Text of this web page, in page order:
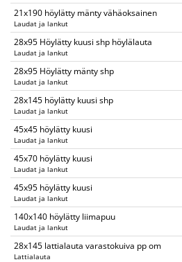
21x190 höylätty mänty vähäoksainen
Laudat ja lankut
28x95 Höylätty kuusi shp höylälauta
Laudat ja lankut
28x95 Höylätty mänty shp
Laudat ja lankut
28x145 höylätty kuusi shp
Laudat ja lankut
45x45 höylätty kuusi
Laudat ja lankut
45x70 höylätty kuusi
Laudat ja lankut
45x95 höylätty kuusi
Laudat ja lankut
140x140 höylätty liimapuu
Laudat ja lankut
28x145 lattialauta varastokuiva pp om
Lattialauta